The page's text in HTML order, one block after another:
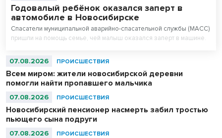
Годовалый ребёнок оказался заперт в
автомобиле в Новосибирске
Спасатели муниципальной аварийно-спасательной службы (МАСС)
пришли на помощь семье, чей малыш оказался заперт в машине.
07.08.2026 ПРОИСШЕСТВИЯ
Всем миром: жители новосибирской деревни
помогли найти пропавшего мальчика
07.08.2026 ПРОИСШЕСТВИЯ
Новосибирский пенсионер насмерть забил тростью
пьющего сына подруги
07.08.2026 ПРОИСШЕСТВИЯ